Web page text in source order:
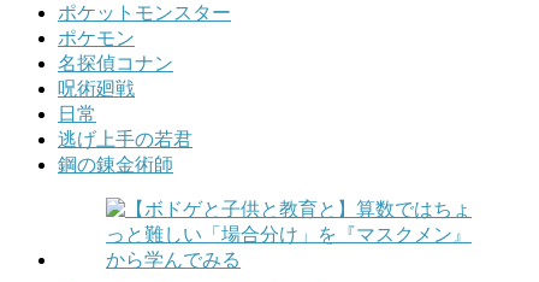
ポケットモンスター
ポケモン
名探偵コナン
呪術廻戦
日常
逃げ上手の若君
鋼の錬金術師